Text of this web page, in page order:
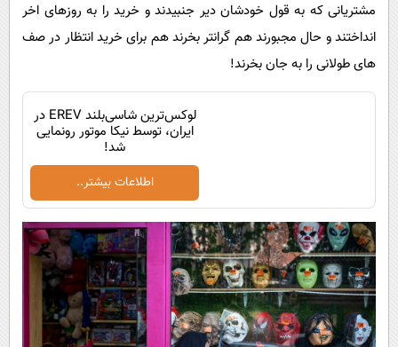
مشتریانی که به قول خودشان دیر جنبیدند و خرید را به روزهای اخر
انداختند و حال مجبورند هم گرانتر بخرند هم برای خرید انتظار در صف
های طولانی را به جان بخرند!
لوکس‌ترین شاسی‌بلند EREV در
ایران، توسط نیکا موتور رونمایی
شد!
اطلاعات بیشتر..